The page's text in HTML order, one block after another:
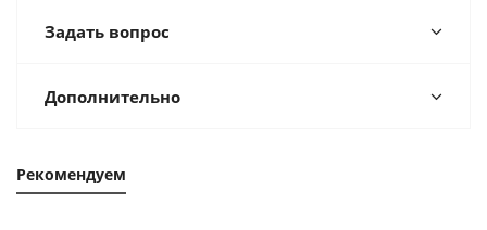
Задать вопрос
Дополнительно
Рекомендуем